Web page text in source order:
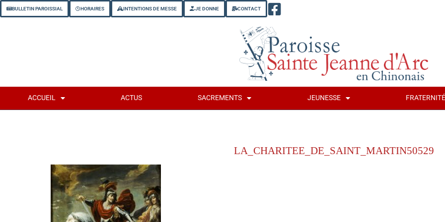
BULLETIN PAROISSIAL HORAIRES INTENTIONS DE MESSE JE DONNE CONTACT
ACCUEIL ACTUS SACREMENTS JEUNESSE
LA_CHARITEE_DE_SAINT_MARTIN50529